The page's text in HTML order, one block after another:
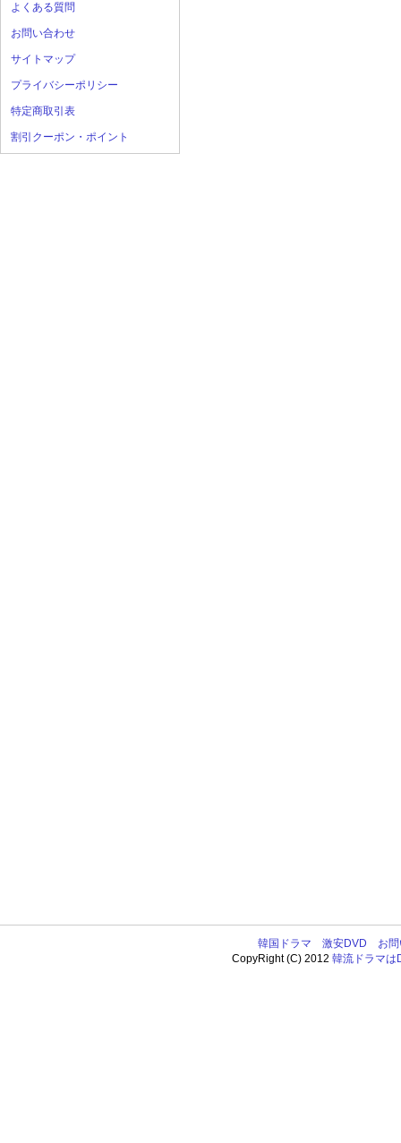
よくある質問
お問い合わせ
サイトマップ
プライバシーポリシー
特定商取引表
割引クーポン・ポイント
韓国ドラマ 激安DVD
お
CopyRight (C) 2012韓流ドラマは